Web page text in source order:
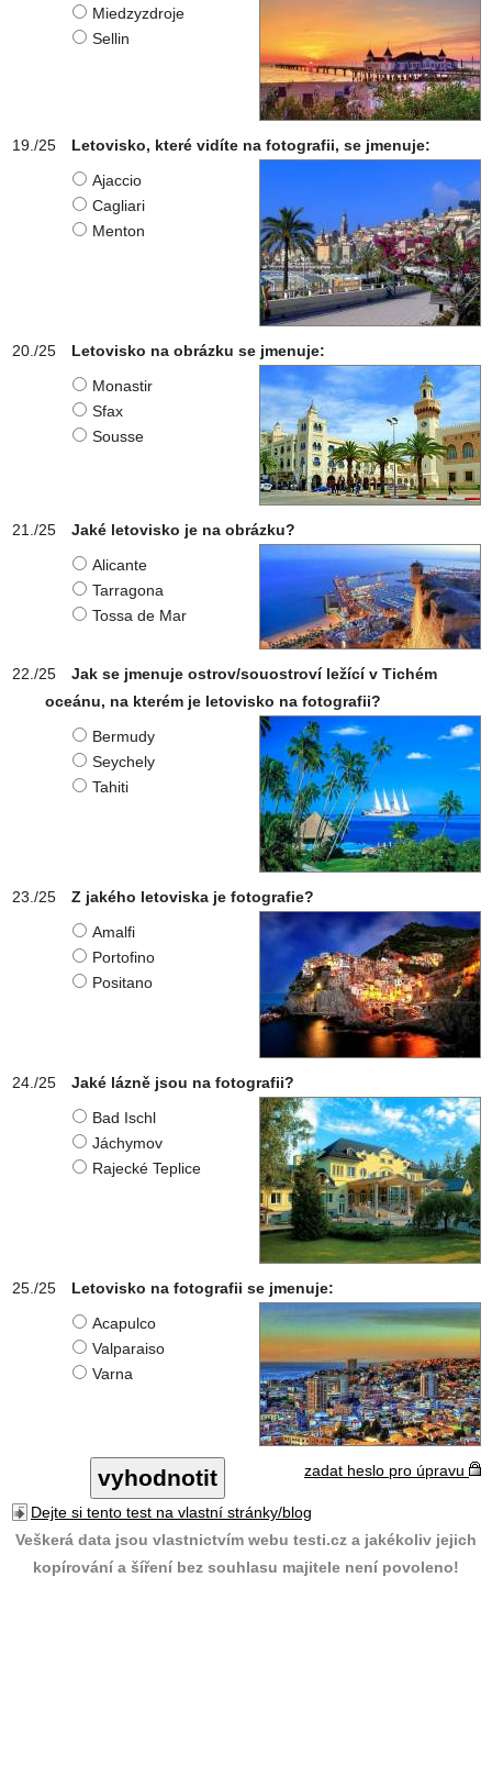
Miedzyzdroje
Sellin
Letovisko, které vidíte na fotografii, se jmenuje:
Ajaccio
Cagliari
Menton
Letovisko na obrázku se jmenuje:
Monastir
Sfax
Sousse
Jaké letovisko je na obrázku?
Alicante
Tarragona
Tossa de Mar
Jak se jmenuje ostrov/souostroví ležící v Tichém
oceánu, na kterém je letovisko na fotografii?
Bermudy
Seychely
Tahiti
Z jakého letoviska je fotografie?
Amalfi
Portofino
Positano
Jaké lázně jsou na fotografii?
Bad Ischl
Jáchymov
Rajecké Teplice
Letovisko na fotografii se jmenuje:
Acapulco
Valparaiso
Varna
zadat heslo pro úpravu
Dejte si tento test na vlastní stránky/blog
Veškerá data jsou vlastnictvím webu testi.cz a jakékoliv jejich
kopírování a šíření bez souhlasu majitele není povoleno!